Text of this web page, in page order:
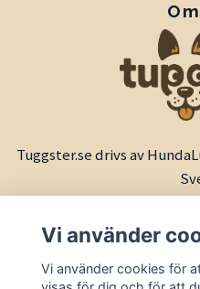
Tuggster.se drivs av
Vi använder
Vi använder cookies för